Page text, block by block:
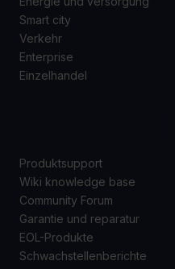
Smart city
Verkehr
Enterprise
Einzelhandel
Produktsupport
Wiki knowledge base
Community Forum
Garantie und reparatur
EOL-Produkte
Schwachstellenberichte